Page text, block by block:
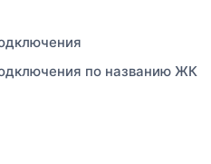
по названию ЖК